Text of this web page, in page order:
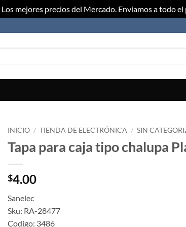
Los mejores precios del Mercado. Enviamos a todo el
INICIO / TIENDA DE ELECTRÓNICA / SIN
Tapa para caja tipo chalupa
$4.00
Sanelec
Sku: RA-28477
Codigo: 3486